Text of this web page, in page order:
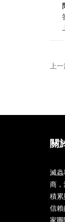
上
關
滅
商
積
信
家